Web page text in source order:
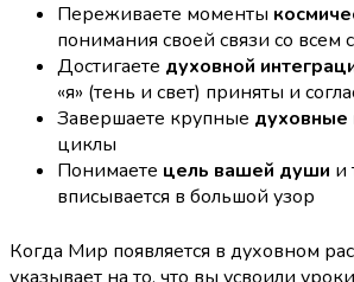
Переживаете моменты
понимания своей связи со всем
Достигаете духовной
«я» (тень и свет) приняты и
Завершаете крупные духовные
циклы
Понимаете цель вашей души и
вписывается в большой узор
Когда Мир появляется в духовном